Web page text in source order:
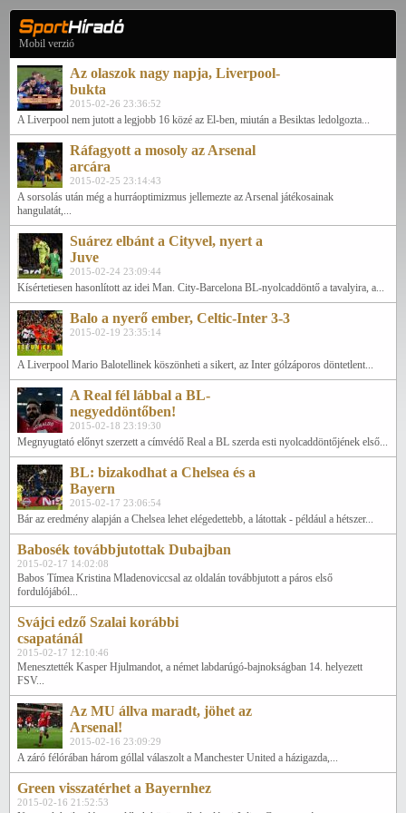
Mobil verzió
Az olaszok nagy napja, Liverpool-
bukta
2015-02-26 23:36:52
A Liverpool nem jutott a legjobb 16 közé az El-ben, miután a Besiktas ledolgozta...
Ráfagyott a mosoly az Arsenal
arcára
2015-02-25 23:14:43
A sorsolás után még a hurráoptimizmus jellemezte az Arsenal játékosainak
hangulatát,...
Suárez elbánt a Cityvel, nyert a
Juve
2015-02-24 23:09:44
Kísértetiesen hasonlított az idei Man. City-Barcelona BL-nyolcaddöntő a tavalyira, a...
Balo a nyerő ember, Celtic-Inter 3-3
2015-02-19 23:35:14
A Liverpool Mario Balotellinek köszönheti a sikert, az Inter gólzáporos döntetlent...
A Real fél lábbal a BL-
negyeddöntőben!
2015-02-18 23:19:30
Megnyugtató előnyt szerzett a címvédő Real a BL szerda esti nyolcaddöntőjének első...
BL: bizakodhat a Chelsea és a
Bayern
2015-02-17 23:06:54
Bár az eredmény alapján a Chelsea lehet elégedettebb, a látottak - például a hétszer...
Babosék továbbjutottak Dubajban
2015-02-17 14:02:08
Babos Tímea Kristina Mladenoviccsal az oldalán továbbjutott a páros első
fordulójából...
Svájci edző Szalai korábbi
csapatánál
2015-02-17 12:10:46
Menesztették Kasper Hjulmandot, a német labdarúgó-bajnokságban 14. helyezett
FSV...
Az MU állva maradt, jöhet az
Arsenal!
2015-02-16 23:09:29
A záró félórában három góllal válaszolt a Manchester United a házigazda,...
Green visszatérhet a Bayernhez
2015-02-16 21:52:53